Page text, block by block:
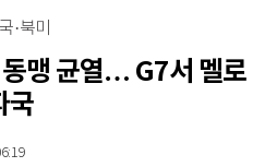
·북미
맹 균열… G7서 멜로
국